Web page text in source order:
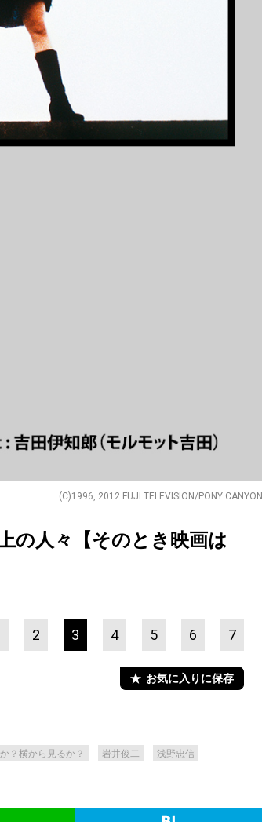
(C)1996, 2012 FUJI TELEVISION/PONY CANYON
の人々【そのとき映画は
2 3 4 5 6 7
お気に入りに保存
？横から見るか？ 岩井俊二 浅野忠信